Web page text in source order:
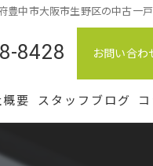
豊中市大阪市生野区の中古一
8428 お問い合わ
概要 スタッフブログ